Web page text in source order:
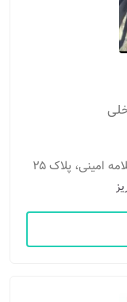
امینی، پلاک ۲۵